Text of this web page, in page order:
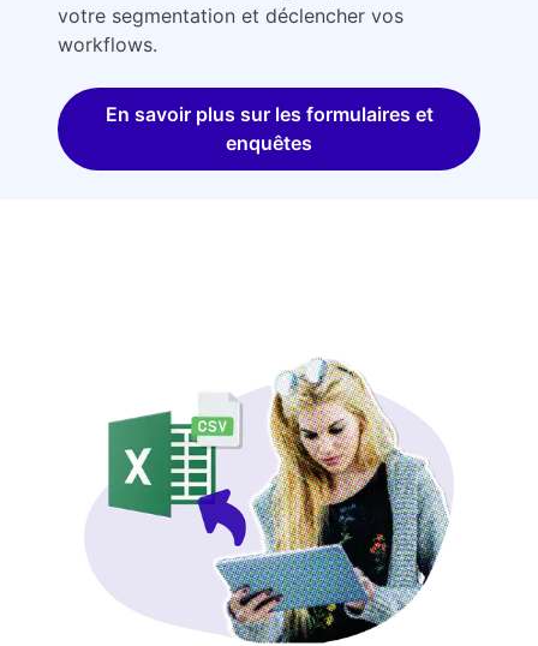
votre segmentation et déclencher vos
workflows.
En savoir plus sur les formulaires et
enquêtes